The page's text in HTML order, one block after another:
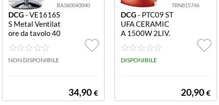
BA360040040
DCG - VE1616S
S Metal Ventilat
ore da tavolo 40
cm 50 W VE161
6SS METAL VE
NT.TAV.40CM D
NON DISPONIBILE
34,90 €
TRN815746
DCG - PTC09 ST
UFA CERAMIC
A 1500W 2LIV.
POT. TERMOST.
REGOLABILE
DISPONIBILE
20,90 €